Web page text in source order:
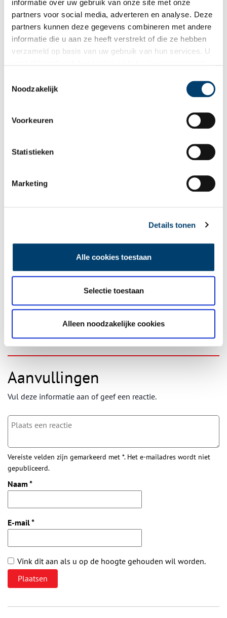
informatie over uw gebruik van onze site met onze
partners voor social media, adverteren en analyse. Deze
partners kunnen deze gegevens combineren met andere
informatie die u aan ze heeft verstrekt of die ze hebben
verzameld op basis van uw gebruik van hun services. U
Noodzakelijk
Voorkeuren
Statistieken
Marketing
Details tonen
Alle cookies toestaan
Selectie toestaan
Alleen noodzakelijke cookies
toren niet meer nodig toen Hilversum haar eigen tv-toren kreeg.
De Puist van Bussum werd gesloopt.
Publicatiedatum: 30/09/2011
Ontvang de nieuwsbrief
laatste erfgoednieuws? Schrijf u dan nu in voor onze
wekelijkse nieuwsbrief!
Bij inschrijving gaat u akkoord met onsprivacybeleid.
Aanvullingen
Vul deze informatie aan of geef een reactie.
Vereiste velden zijn gemarkeerd met *. Het e-mailadres wordt niet
gepubliceerd.
Naam *
E-mail*
Vink dit aan als u op de hoogte gehouden wil worden.